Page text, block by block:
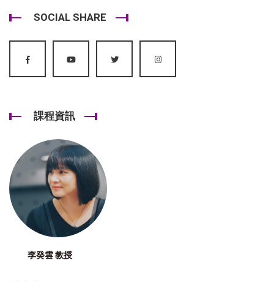
SOCIAL SHARE
課程資訊
李癸雲 教授